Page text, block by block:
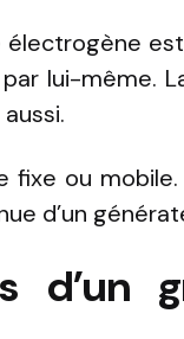
électrogène
lui-même.
fixe ou
d’un
d’un